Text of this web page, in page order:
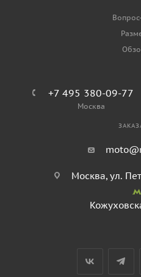
+7 495 380-09-77
Москва
Москва, ул.